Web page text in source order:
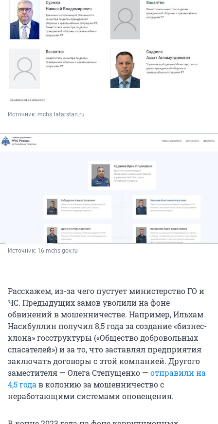
Источник: mchs.tatarstan.ru
Источник: 16.mchs.gov.ru
Расскажем, из-за чего пустует министерство ГО и
ЧС. Предыдущих замов уволили на фоне
обвинений в мошенничестве. Например, Ильхам
Насибуллин получил 8,5 года за создание «бизнес-
клона» госструктуры («Общество добровольных
спасателей») и за то, что заставлял предприятия
заключать договоры с этой компанией. Другого
заместителя — Олега Степущенко — отправили на
4,5 года в колонию за мошенничество с
неработающими системами оповещения.